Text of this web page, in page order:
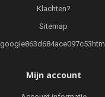
Klachten?
Sitemap
google863d684ace097c53html
Mijn account